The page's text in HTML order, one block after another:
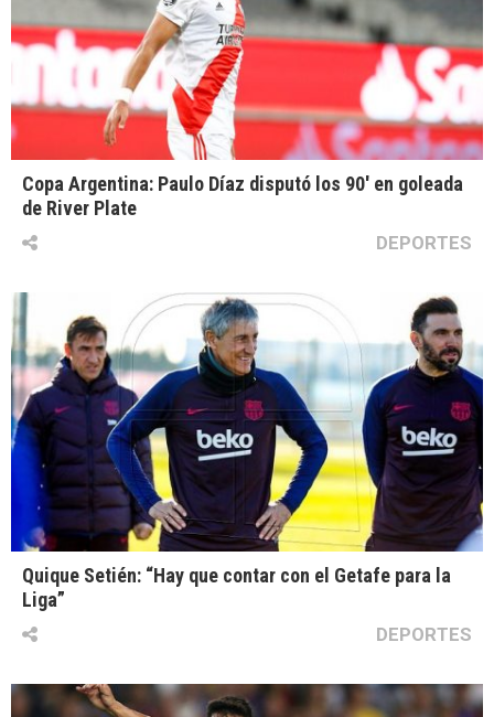
Copa Argentina: Paulo Díaz disputó los 90′ en goleada
de River Plate
DEPORTES
Quique Setién: “Hay que contar con el Getafe para la
Liga”
DEPORTES